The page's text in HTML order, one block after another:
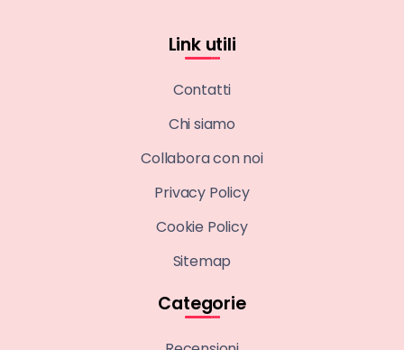
Link utili
Contatti
Chi siamo
Collabora con noi
Privacy Policy
Cookie Policy
Sitemap
Categorie